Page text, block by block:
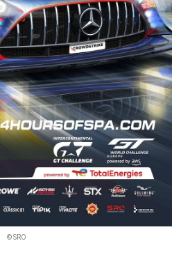
© SRO